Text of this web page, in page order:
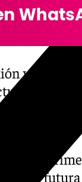
y la
y en la
de
los
de la